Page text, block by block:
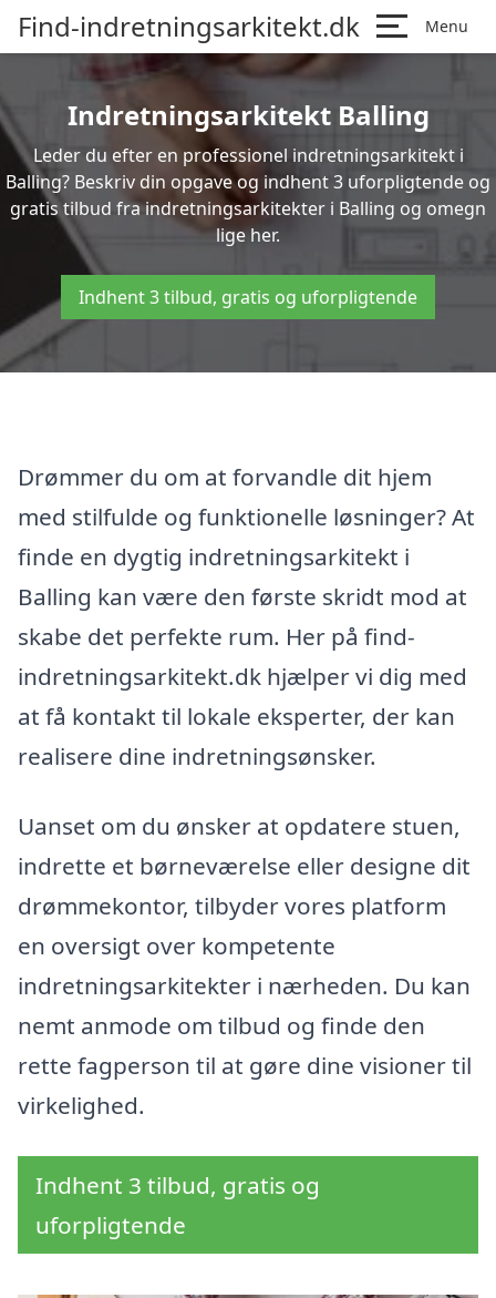
Find-indretningsarkitekt.dk Menu
Indretningsarkitekt Balling
Leder du efter en professionel indretningsarkitekt i
Balling? Beskriv din opgave og indhent 3 uforpligtende og
gratis tilbud fra indretningsarkitekter i Balling og omegn
lige her.
Indhent 3 tilbud, gratis og uforpligtende
Drømmer du om at forvandle dit hjem
med stilfulde og funktionelle løsninger? At
finde en dygtig indretningsarkitekt i
Balling kan være den første skridt mod at
skabe det perfekte rum. Her på find-
indretningsarkitekt.dk hjælper vi dig med
at få kontakt til lokale eksperter, der kan
realisere dine indretningsønsker.
Uanset om du ønsker at opdatere stuen,
indrette et børneværelse eller designe dit
drømmekontor, tilbyder vores platform
en oversigt over kompetente
indretningsarkitekter i nærheden. Du kan
nemt anmode om tilbud og finde den
rette fagperson til at gøre dine visioner til
virkelighed.
Indhent 3 tilbud, gratis og
uforpligtende